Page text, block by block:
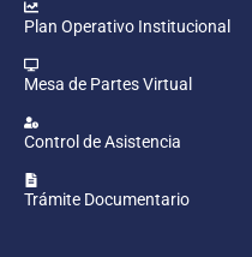
Plan Operativo Institucional
Mesa de Partes Virtual
Control de Asistencia
Trámite Documentario